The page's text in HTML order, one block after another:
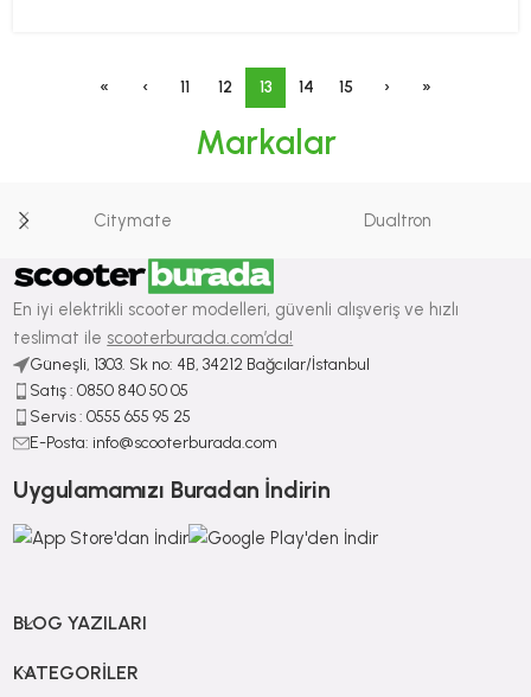
« ‹ 11 12 13 14 15 › »
Markalar
Citymate Dualtron
En iyi elektrikli scooter modelleri, güvenli alışveriş ve hızlı
teslimat ile scooterburada.com’da!
Güneşli, 1303. Sk no: 4B, 34212 Bağcılar/İstanbul
Satış : ⁠0850 840 50 05
Servis : 0555 655 95 25
E-Posta: info@scooterburada.com
Uygulamamızı Buradan İndirin
BLOG YAZILARI
KATEGORILER